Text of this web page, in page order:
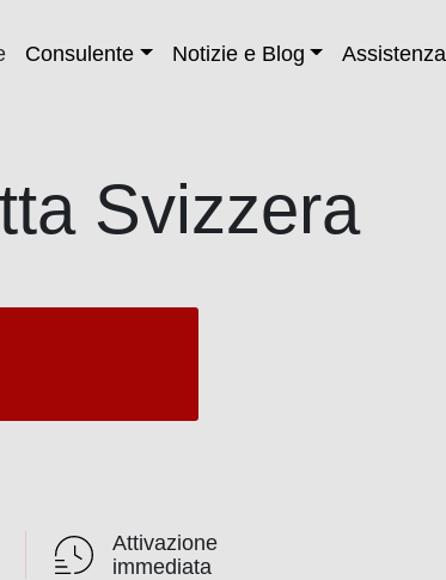
Consulente Notizie e Blog Assistenza
Svizzera
Attivazione
immediata